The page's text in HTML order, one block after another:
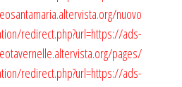
nuovo
redirect.php?url=https://ads-
pages/
redirect.php?url=https://ads-